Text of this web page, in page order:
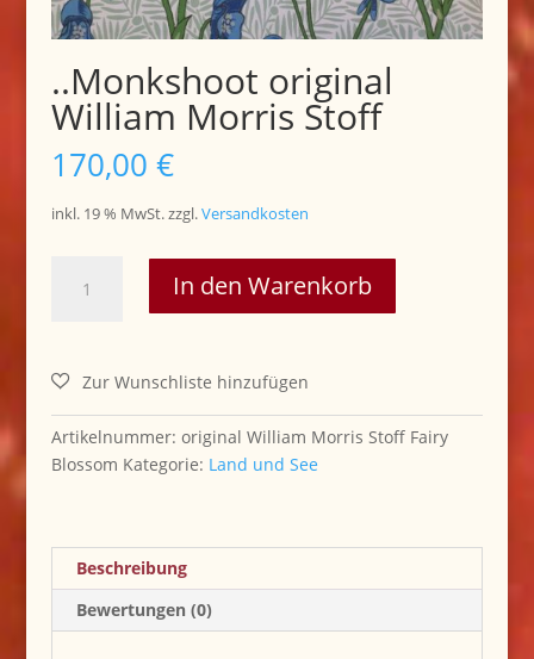
..Monkshoot original
William Morris Stoff
170,00 €
inkl. 19 % MwSt. zzgl.Versandkosten
original
Stoff
In den Warenkorb
Artikelnummer: original William Morris Stoff Fairy
Blossom Kategorie: Land und See
Beschreibung
Bewertungen (0)